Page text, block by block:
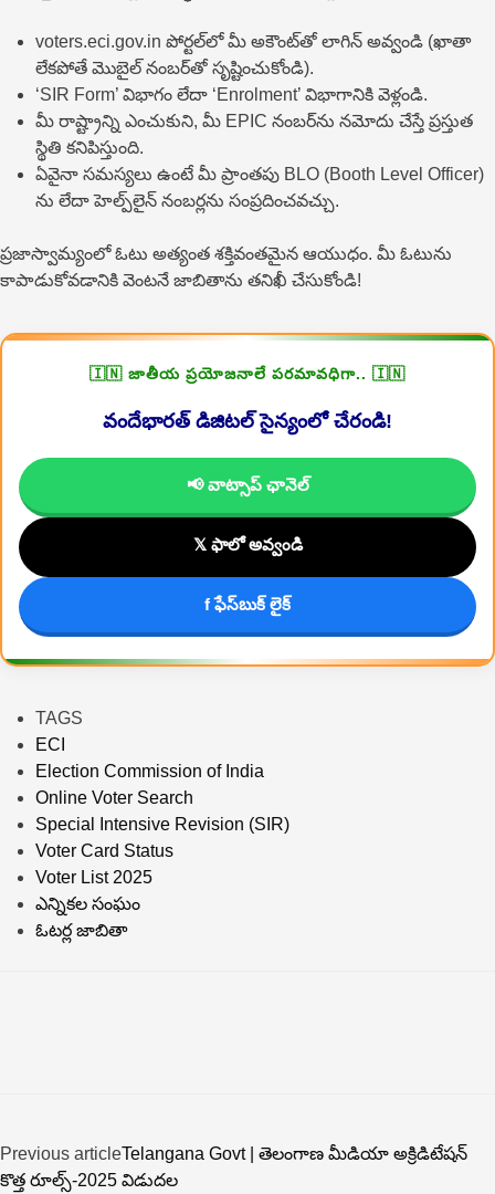
voters.eci.gov.in పోర్టల్‌లో మీ అకౌంట్‌తో లాగిన్ అవ్వండి (ఖాతా
లేకపోతే మొబైల్ నంబర్‌తో సృష్టించుకోండి).
‘SIR Form’ విభాగం లేదా ‘Enrolment’ విభాగానికి వెళ్లండి.
మీ రాష్ట్రాన్ని ఎంచుకుని, మీ EPIC నంబర్‌ను నమోదు చేస్తే ప్రస్తుత
స్థితి కనిపిస్తుంది.
ఏవైనా సమస్యలు ఉంటే మీ ప్రాంతపు BLO (Booth Level Officer)
ను లేదా హెల్ప్‌లైన్ నంబర్లను సంప్రదించవచ్చు.
ప్రజాస్వామ్యంలో ఓటు అత్యంత శక్తివంతమైన ఆయుధం. మీ ఓటును
కాపాడుకోవడానికి వెంటనే జాబితాను తనిఖీ చేసుకోండి!
🇮🇳 జాతీయ ప్రయోజనాలే పరమావధిగా.. 🇮🇳
వందేభారత్ డిజిటల్ సైన్యంలో చేరండి!
📢 వాట్సాప్ ఛానెల్
𝕏 ఫాలో అవ్వండి
f ఫేస్‌బుక్ లైక్
TAGS
ECI
Election Commission of India
Online Voter Search
Special Intensive Revision (SIR)
Voter Card Status
Voter List 2025
ఎన్నికల సంఘం
ఓటర్ల జాబితా
Previous articleTelangana Govt | తెలంగాణ మీడియా అక్రిడిటేషన్
కొత్త రూల్స్-2025 విడుదల